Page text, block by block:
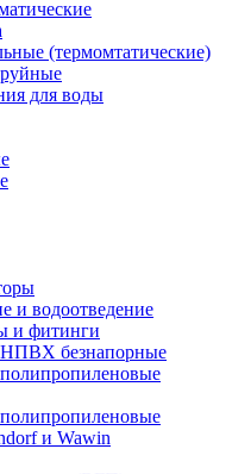
(термомтатические)
для воды
и водоотведение
и фитинги
безнапорные
и Wawin